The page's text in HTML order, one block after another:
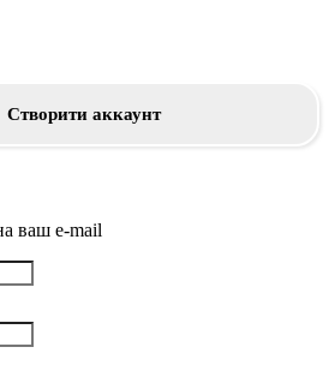
Створити аккаунт
ваш e-mail